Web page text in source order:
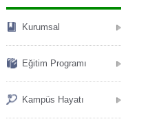
Kurumsal
Eğitim Programı
Kampüs Hayatı